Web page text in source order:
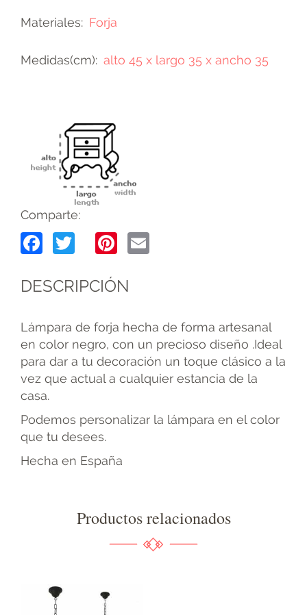
Materiales Forja
Medidas(cm) alto 45 x largo 35 x ancho 35
Comparte:
Facebook
TwitterPinterest
DESCRIPCIÓN
Lámpara de forja hecha de forma artesanal
en color negro, con un precioso diseño .Ideal
para dar a tu decoración un toque clásico a la
vez que actual a cualquier estancia de la
casa.
Podemos personalizar la lámpara en el color
que tu desees.
Hecha en España
Productos relacionados